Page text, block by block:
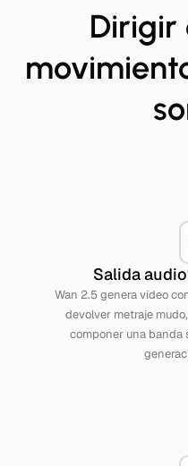
Dirigir
Salida
Wan 2.5 genera vídeo
devolver metraje
componer una banda